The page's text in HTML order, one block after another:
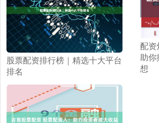
股票配资排行榜｜精选十大平台
排名
配资
助
想